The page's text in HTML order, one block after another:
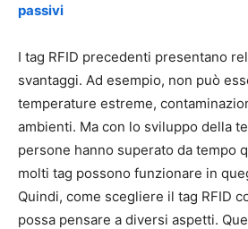
passivi
I tag RFID precedenti presentano
svantaggi. Ad esempio, non può
temperature estreme,
ambienti. Ma con lo sviluppo della
persone hanno superato da tempo
molti tag possono funzionare in
Quindi, come scegliere il tag RFID
possa pensare a diversi aspetti.